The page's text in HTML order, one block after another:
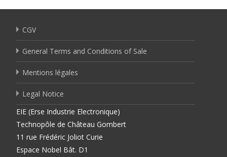
CGV
General Terms and Conditions of Sale
Mentions légales
Legal Notice
EIE (Erse Industrie Electronique)
Technopôle de Château Gombert
11 rue Frédéric Joliot Curie
Espace Nobel Bât. D1